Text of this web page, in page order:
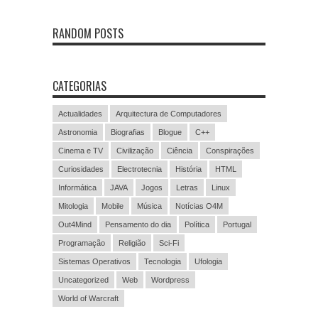
RANDOM POSTS
CATEGORIAS
Actualidades Arquitectura de Computadores
Astronomia Biografias Blogue C++
Cinema e TV Civilização Ciência Conspirações
Curiosidades Electrotecnia História HTML
Informática JAVA Jogos Letras Linux
Mitologia Mobile Música Notícias O4M
Out4Mind Pensamento do dia Política Portugal
Programação Religião Sci-Fi
Sistemas Operativos Tecnologia Ufologia
Uncategorized Web Wordpress
World of Warcraft